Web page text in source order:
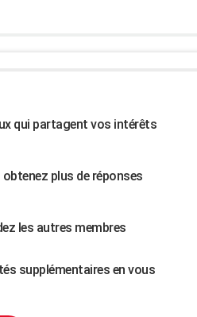
qui partagent vos intérêts
plus de réponses
les autres membres
supplémentaires en vous